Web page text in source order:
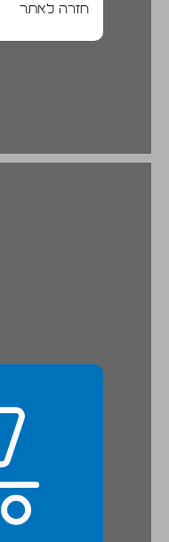
חזרה לאתר